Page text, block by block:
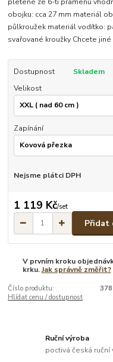
obojku: cca 27 mm materiál
půlkroužek materiál vodítko:
svařované kroužky Chcete jiné
Dostupnost
Skladem
Velikost
Zapínání
Nejsme plátci DPH
1 119 Kč/set
Přidat
V prvním kroku
krku.Jak správně změřit?
Číslo produktu:
378
Hlídat cenu / dostupnost
Ruční výroba
poctivá česká